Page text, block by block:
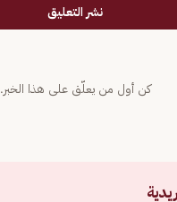
نشر التعليق
كن أول من يعلّق على هذا الخبر.